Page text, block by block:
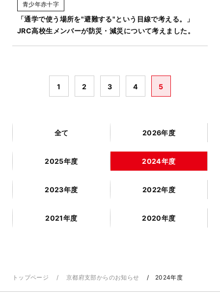
青少年赤十字
「通学で使う場所を"避難する"という目線で考える。」
JRC高校生メンバーが防災・減災について考えました。
1 2 3 4 5
全て 2026年度
2025年度 2024年度
2023年度 2022年度
2021年度 2020年度
トップページ 京都府支部からのお知らせ 2024年度